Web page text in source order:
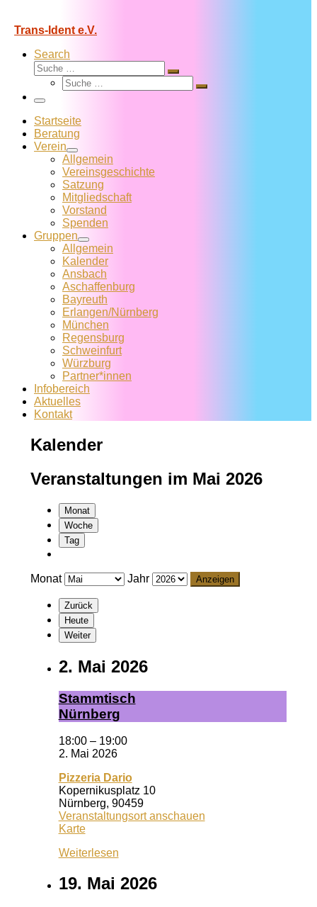
Trans-Ident e.V.
Search
Suche
Suche
Suche
Suche
Menü
Startseite
Beratung
Verein
Allgemein
Vereins­geschichte
Satzung
Mitglied­schaft
Vorstand
Spenden
Gruppen
Allgemein
Kalender
Ansbach
Aschaffenburg
Bayreuth
Erlangen/Nürnberg
München
Regensburg
Schweinfurt
Würzburg
Partner*innen
Infobereich
Aktuelles
Kontakt
Kalender
Veranstaltungen im Mai 2026
Monat
Woche
Tag
Monat Jahr
Zurück
Heute
Weiter
2. Mai 2026
Stamm­tisch
Nürn­berg
18:00 – 19:00
2. Mai 2026
Pizzeria Dario
Kopernikusplatz 10
Nürnberg, 90459
Veranstaltungsort anschauen
KartePizzeria
Weiterlesen
19. Mai 2026